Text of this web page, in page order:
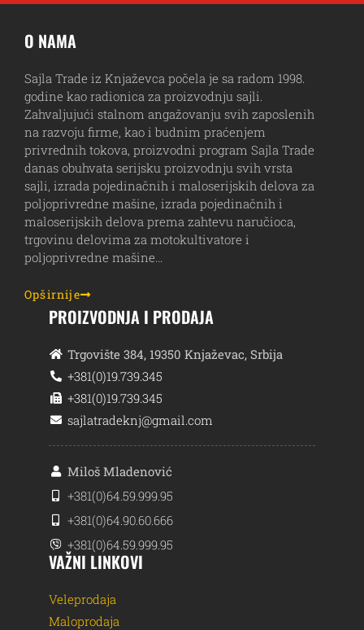
O NAMA
Sajla Trade iz Knjaževca počela je sa radom 1998.
godine kao radionica za proizvodnju sajli.
Zahvaljujući stalnom angažovanju svih zaposlenih
na razvoju firme, kao i budnim praćenjem
privrednih tokova, proizvodni program Sajla Trade
danas obuhvata serijsku proizvodnju svih vrsta
sajli, izrada pojedinačnih i maloserijskih delova za
poljoprivredne mašine, izrada pojedinačnih i
maloserijskih delova prema zahtevu naručioca,
trgovinu delovima za motokultivatore i
poljoprivredne mašine…
Opširnije
PROIZVODNJA I PRODAJA
Trgovište 384, 19350 Knjaževac, Srbija
+381(0)19.739.345
+381(0)19.739.345
sajlatradeknj@gmail.com
Miloš Mladenović
+381(0)64.59.999.95
+381(0)64.90.60.666
+381(0)64.59.999.95
VAŽNI LINKOVI
Veleprodaja
Maloprodaja